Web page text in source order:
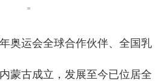
奥运会全球合作伙伴、全国乳
蒙古成立，发展至今已位居全